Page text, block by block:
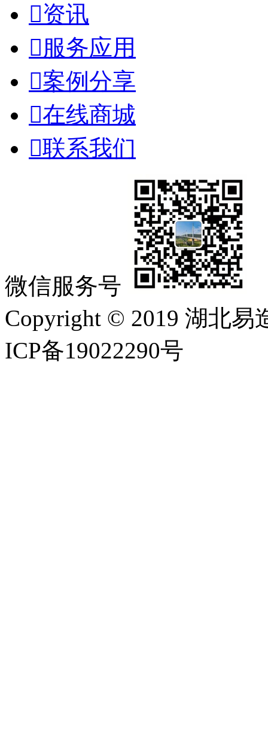
资讯
服务应用
案例分享
在线商城
联系我们
微信服务号
Copyright © 2019 湖北易
ICP备19022290号